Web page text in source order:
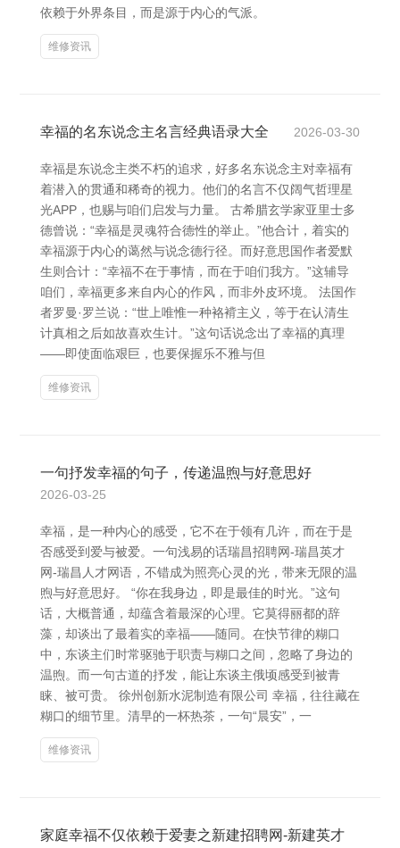
依赖于外界条目，而是源于内心的气派。
维修资讯
幸福的名东说念主名言经典语录大全 2026-03-30
幸福是东说念主类不朽的追求，好多名东说念主对幸福有
着潜入的贯通和稀奇的视力。他们的名言不仅阔气哲理星
光APP，也赐与咱们启发与力量。 古希腊玄学家亚里士多
德曾说：“幸福是灵魂符合德性的举止。”他合计，着实的
幸福源于内心的蔼然与说念德行径。而好意思国作者爱默
生则合计：“幸福不在于事情，而在于咱们我方。”这辅导
咱们，幸福更多来自内心的作风，而非外皮环境。 法国作
者罗曼·罗兰说：“世上唯惟一种袼褙主义，等于在认清生
计真相之后如故喜欢生计。”这句话说念出了幸福的真理
——即使面临艰巨，也要保握乐不雅与但
维修资讯
一句抒发幸福的句子，传递温煦与好意思好
2026-03-25
幸福，是一种内心的感受，它不在于领有几许，而在于是
否感受到爱与被爱。一句浅易的话瑞昌招聘网-瑞昌英才
网-瑞昌人才网语，不错成为照亮心灵的光，带来无限的温
煦与好意思好。 “你在我身边，即是最佳的时光。”这句
话，大概普通，却蕴含着最深的心理。它莫得丽都的辞
藻，却谈出了最着实的幸福——随同。在快节律的糊口
中，东谈主们时常驱驰于职责与糊口之间，忽略了身边的
温煦。而一句古道的抒发，能让东谈主俄顷感受到被青
睐、被可贵。 徐州创新水泥制造有限公司 幸福，往往藏在
糊口的细节里。清早的一杯热茶，一句“晨安”，一
维修资讯
家庭幸福不仅依赖于爱妻之新建招聘网-新建英才